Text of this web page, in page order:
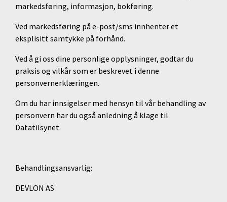
markedsføring, informasjon, bokføring.
Ved markedsføring på e-post/sms innhenter et
eksplisitt samtykke på forhånd.
Ved å gi oss dine personlige opplysninger, godtar du
praksis og vilkår som er beskrevet i denne
personvernerklæringen.
Om du har innsigelser med hensyn til vår behandling av
personvern har du også anledning å klage til
Datatilsynet.
Behandlingsansvarlig:
DEVLON AS